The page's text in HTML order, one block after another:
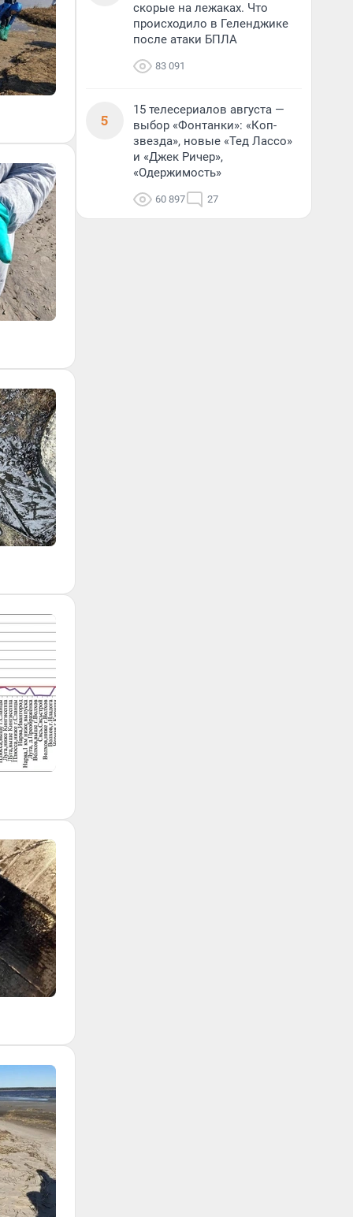
скорые на лежаках. Что
происходило в Геленджике
после атаки БПЛА
83 091
5
15 телесериалов августа —
выбор «Фонтанки»: «Коп-
звезда», новые «Тед Лассо»
и «Джек Ричер»,
«Одержимость»
60 897 27